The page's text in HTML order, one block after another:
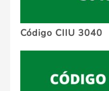
Código CIIU 3040